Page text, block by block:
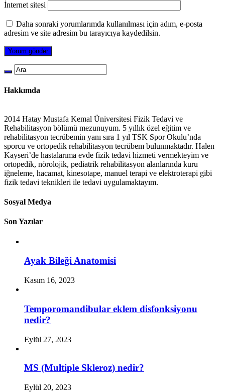
İnternet sitesi
Daha sonraki yorumlarımda kullanılması için adım, e-posta
adresim ve site adresim bu tarayıcıya kaydedilsin.
Hakkımda
2014 Hatay Mustafa Kemal Üniversitesi Fizik Tedavi ve
Rehabilitasyon bölümü mezunuyum. 5 yıllık özel eğitim ve
rehabilitasyon tecrübemin yanı sıra 1 yıl TSK Spor Okulu’nda
sporcu ve ortopedik rehabilitasyon tecrübem bulunmaktadır. Halen
Kayseri’de hastalarıma evde fizik tedavi hizmeti vermekteyim ve
ortopedik, nörolojik, pediatrik rehabilitasyon alanlarında kuru
iğneleme, hacamat, kinesotape, manuel terapi ve elektroterapi gibi
fizik tedavi teknikleri ile tedavi uygulamaktayım.
Sosyal Medya
Son Yazılar
Ayak Bileği Anatomisi
Kasım 16, 2023
Temporomandibular eklem disfonksiyonu
nedir?
Eylül 27, 2023
MS (Multiple Skleroz) nedir?
Eylül 20, 2023